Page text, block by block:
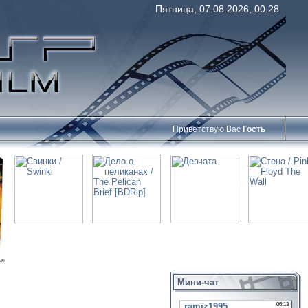
Пятница, 07.08.2026, 00:28
Приветствую Вас Гость
Мини-чат